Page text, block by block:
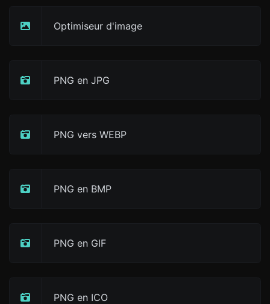
Optimiseur d'image
PNG en JPG
PNG vers WEBP
PNG en BMP
PNG en GIF
PNG en ICO